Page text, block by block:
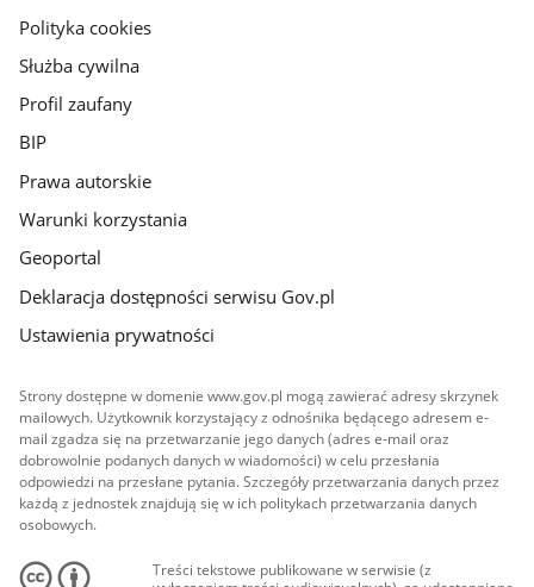
gov.pl
Polityka cookies
Służba cywilna
Profil zaufany
BIP
Prawa autorskie
Warunki korzystania
Geoportal
Deklaracja dostępności serwisu Gov.pl
Ustawienia prywatności
Strony dostępne w domenie www.gov.pl mogą zawierać adresy skrzynek
mailowych. Użytkownik korzystający z odnośnika będącego adresem e-
mail zgadza się na przetwarzanie jego danych (adres e-mail oraz
dobrowolnie podanych danych w wiadomości) w celu przesłania
odpowiedzi na przesłane pytania. Szczegóły przetwarzania danych przez
każdą z jednostek znajdują się w ich politykach przetwarzania danych
osobowych.
Treści tekstowe publikowane w serwisie (z